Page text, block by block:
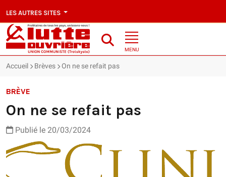
LES AUTRES SITES
MENU
Accueil Brèves On ne se refait pas
BRÈVE
On ne se refait pas
Publié le 20/03/2024